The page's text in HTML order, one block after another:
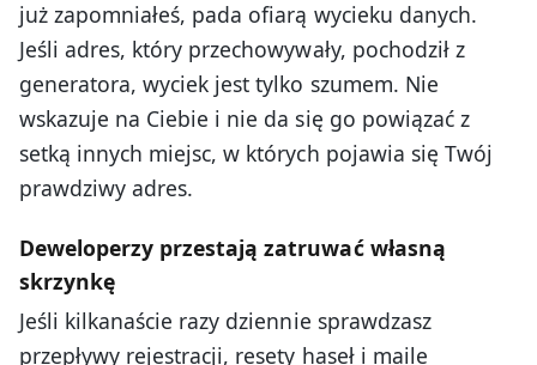
już zapomniałeś, pada ofiarą wycieku danych.
Jeśli adres, który przechowywały, pochodził z
generatora, wyciek jest tylko szumem. Nie
wskazuje na Ciebie i nie da się go powiązać z
setką innych miejsc, w których pojawia się Twój
prawdziwy adres.
Deweloperzy przestają zatruwać własną
skrzynkę
Jeśli kilkanaście razy dziennie sprawdzasz
przepływy rejestracji, resety haseł i maile